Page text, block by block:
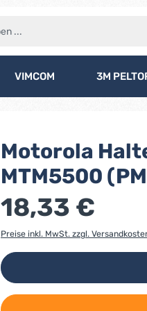
VIMCOM 3M
Motorola
MTM5500
18,33 €
Preise inkl. MwSt. zzgl.